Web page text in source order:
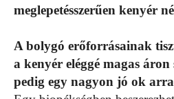
meglepetésszerűen kenyér
A bolygó erőforrásainak
a kenyér eléggé magas áron
pedig egy nagyon jó ok